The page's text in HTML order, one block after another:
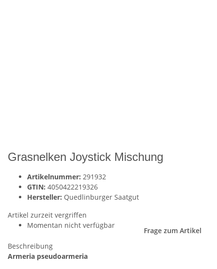
Grasnelken Joystick Mischung
Artikelnummer: 291932
GTIN: 4050422219326
Hersteller: Quedlinburger Saatgut
Artikel zurzeit vergriffen
Momentan nicht verfügbar
Frage zum Artikel
Beschreibung
Armeria pseudoarmeria